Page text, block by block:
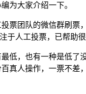
为大家介绍一下。
票团队的微信群刷
于人工投票，已帮助
低，也有一种是低
真人操作，一票不差